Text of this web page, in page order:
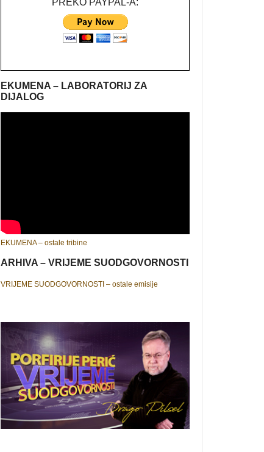
PREKO PAYPAL-A:
EKUMENA – LABORATORIJ ZA
DIJALOG
EKUMENA – ostale tribine
ARHIVA – VRIJEME SUODGOVORNOSTI
VRIJEME SUODGOVORNOSTI – ostale emisije